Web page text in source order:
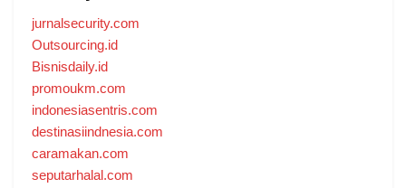
jurnalsecurity.com
Outsourcing.id
Bisnisdaily.id
promoukm.com
indonesiasentris.com
destinasiindnesia.com
caramakan.com
seputarhalal.com